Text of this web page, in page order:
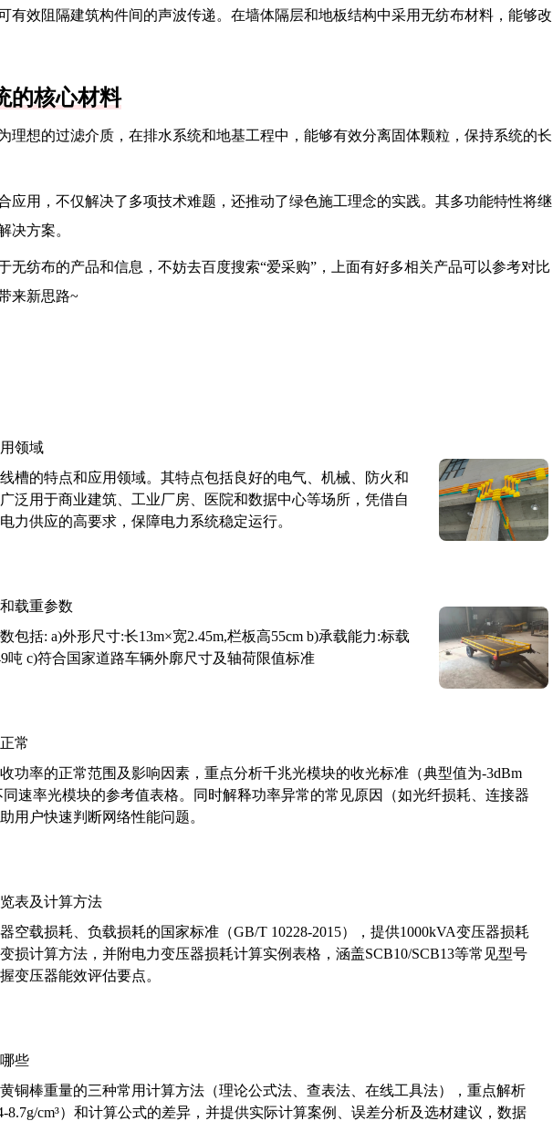
有效阻隔建筑构件间的声波传递。在墙体隔层和地板结构中采用无纺布材料，能够改
的核心材料
理想的过滤介质，在排水系统和地基工程中，能够有效分离固体颗粒，保持系统的长
应用，不仅解决了多项技术难题，还推动了绿色施工理念的实践。其多功能特性将继
决方案。
无纺布的产品和信息，不妨去百度搜索“爱采购”，上面有好多相关产品可以参考对比
来新思路~
领域
槽的特点和应用领域。其特点包括良好的电气、机械、防火和
泛用于商业建筑、工业厂房、医院和数据中心等场所，凭借自
力供应的高要求，保障电力系统稳定运行。
载重参数
包括: a)外形尺寸:长13m×宽2.45m,栏板高55cm b)承载能力:标载
吨 c)符合国家道路车辆外廓尺寸及轴荷限值标准
常
功率的正常范围及影响因素，重点分析千兆光模块的收光标准（典型值为-3dBm
同速率光模块的参考值表格。同时解释功率异常的常见原因（如光纤损耗、连接器
用户快速判断网络性能问题。
表及计算方法
空载损耗、负载损耗的国家标准（GB/T 10228-2015），提供1000kVA变压器损耗
损计算方法，并附电力变压器损耗计算实例表格，涵盖SCB10/SCB13等常见型号
变压器能效评估要点。
些
铜棒重量的三种常用计算方法（理论公式法、查表法、在线工具法），重点解析
8.7g/cm³）和计算公式的差异，并提供实际计算案例、误差分析及选材建议，数据